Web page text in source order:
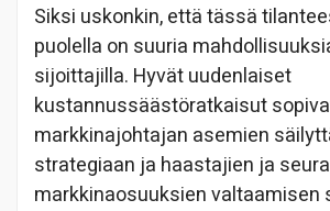
Siksi uskonkin, että tässä
puolella on suuria
sijoittajilla. Hyvät uudenlaiset
kustannussäästöratkaisut
markkinajohtajan asemien
strategiaan ja haastajien ja
markkinaosuuksien valtaamisen